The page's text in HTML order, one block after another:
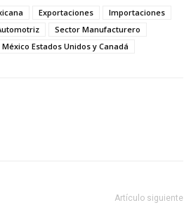
Exportaciones
Importaciones
Sector Manufacturero
Estados Unidos y Canadá
Artículo siguiente